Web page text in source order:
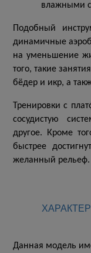
влажными
Подобный
динамичные
на уменьшение
того, такие
бёдер и икр, а
Тренировки с
сосудистую
другое. Кроме
быстрее
желанный рельеф.
Данная модель